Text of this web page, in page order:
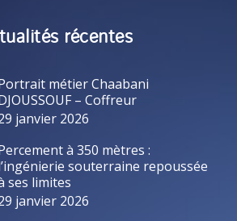
récentes
métier Chaabani
– Coffreur
janvier 2026
à 350 mètres :
souterraine repoussée
ses limites
janvier 2026